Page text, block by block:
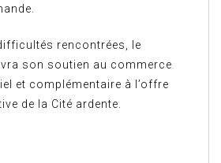
rencontrées, le
son soutien au commerce
et complémentaire à l’offre
de la Cité ardente.